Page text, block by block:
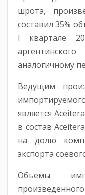
шрота,
составил 35%
I квартале
аналогичному
Ведущим
является
в состав
на долю
экспорта
Объемы